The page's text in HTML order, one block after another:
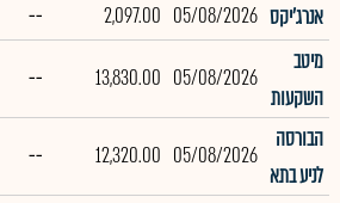
אנרג'יקס 05/08/2026
2,097.00
--
מיטב
השקעות
05/08/2026
13,830.00
--
הבורסה
לניע בתא
05/08/2026
12,320.00
--